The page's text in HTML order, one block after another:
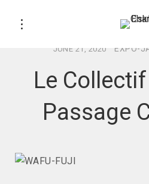
JUNE 21, 2020 EXPO-
Le
Passage